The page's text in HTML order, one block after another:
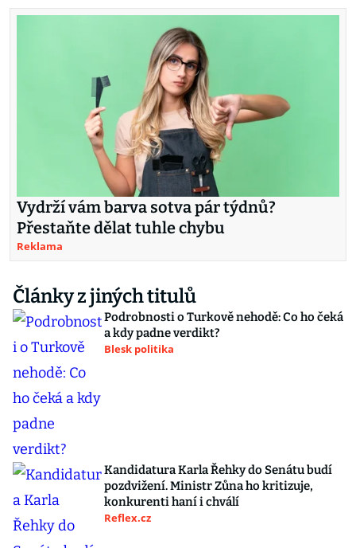
Vydrží vám barva sotva pár týdnů?
Přestaňte dělat tuhle chybu
Reklama
Články z jiných titulů
Podrobnosti o Turkově nehodě: Co ho čeká
a kdy padne verdikt?
Blesk politika
Kandidatura Karla Řehky do Senátu budí
pozdvižení. Ministr Zůna ho kritizuje,
konkurenti haní i chválí
Reflex.cz